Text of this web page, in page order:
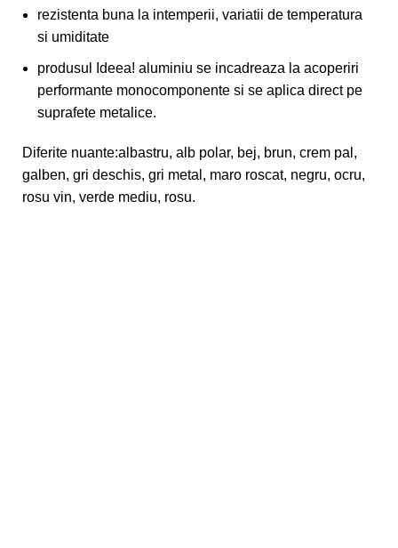
rezistenta buna la intemperii, variatii de temperatura
si umiditate
produsul Ideea! aluminiu se incadreaza la acoperiri
performante monocomponente si se aplica direct pe
suprafete metalice.
Diferite nuante:albastru, alb polar, bej, brun, crem pal,
galben, gri deschis, gri metal, maro roscat, negru, ocru,
rosu vin, verde mediu, rosu.